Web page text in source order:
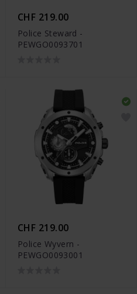
CHF 219.00
Police Steward -
PEWGO0093701
CHF 219.00
Police Wyvern -
PEWGO0093001